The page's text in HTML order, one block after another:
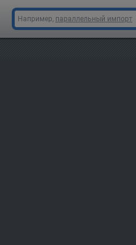
Например, параллельный импорт